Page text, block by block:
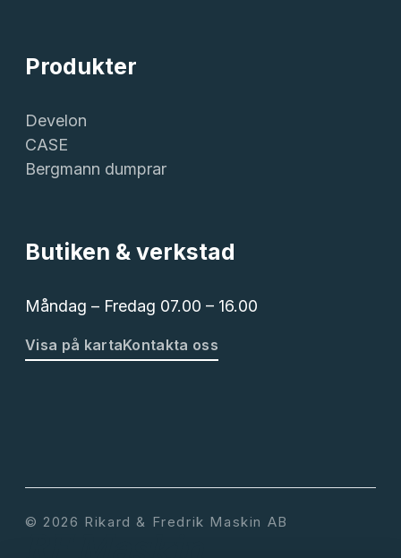
Produkter
Develon
CASE
Bergmann dumprar
Butiken & verkstad
Måndag – Fredag 07.00 – 16.00
Visa på kartaKontakta oss
© 2026 Rikard & Fredrik Maskin AB